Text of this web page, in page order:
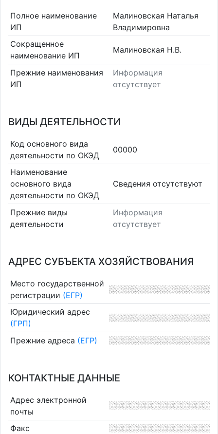
Полное наименование
ИП
Малиновская Наталья
Владимировна
Сокращенное
наименование ИП
Малиновская Н.В.
Прежние наименования
ИП
Информация
отсутствует
ВИДЫ ДЕЯТЕЛЬНОСТИ
Код основного вида
деятельности по ОКЭД
00000
Наименование
основного вида
деятельности по ОКЭД
Cведения отсутствуют
Прежние виды
деятельности
Информация
отсутствует
АДРЕС СУБЪЕКТА ХОЗЯЙСТВОВАНИЯ
Место государственной
регистрации (ЕГР)
Юридический адрес
(ГРП)
Прежние адреса (ЕГР)
КОНТАКТНЫЕ ДАННЫЕ
Адрес электронной
почты
Факс